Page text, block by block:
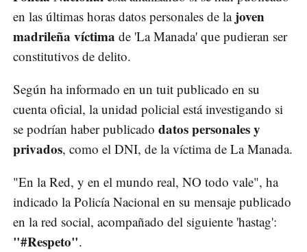
en las últimas horas datos personales de lajoven
madrileña víctima de 'La Manada' que pudieran ser
constitutivos de delito.
Según ha informado en un tuit publicado en su
cuenta oficial, la unidad policial está investigando si
se podrían haber publicado datos personales y
privados, como el DNI, de la víctima de La Manada.
"En la Red, y en el mundo real, NO todo vale", ha
indicado la Policía Nacional en su mensaje publicado
en la red social, acompañado del siguiente 'hastag':
"#Respeto".